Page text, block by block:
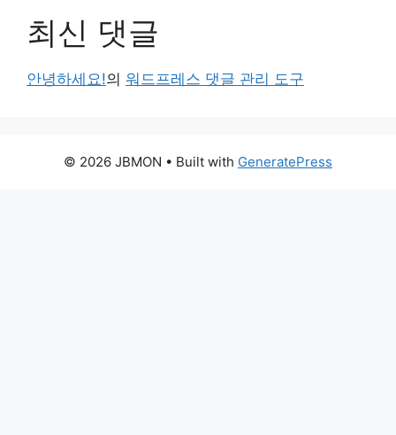
최신 댓글
안녕하세요!의 워드프레스 댓글 관리 도구
© 2026 JBMON • Built with GeneratePress